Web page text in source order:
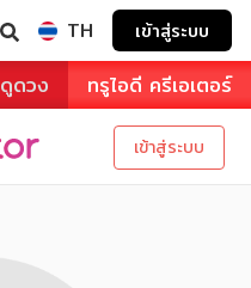
TH เข้าสู่ระบบ
ดูดวง ทรูไอดี ครีเอเตอร์
เข้าสู่ระบบ